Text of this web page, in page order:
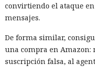
convirtiendo el ataque
mensajes.
De forma similar,
una compra en
suscripción falsa, al
por muerto a
16.3